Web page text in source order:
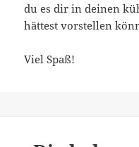
du es dir in deinen
hättest vorstellen
Viel Spaß!